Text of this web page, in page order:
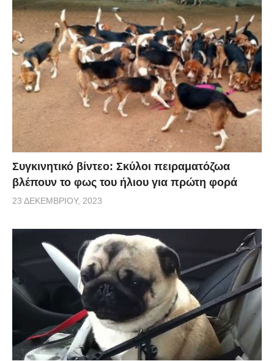
Συγκινητικό βίντεο: Σκύλοι πειραματόζωα
βλέπουν το φως του ήλιου για πρώτη φορά
23 ΔΕΚΕΜΒΡΊΟΥ, 2023